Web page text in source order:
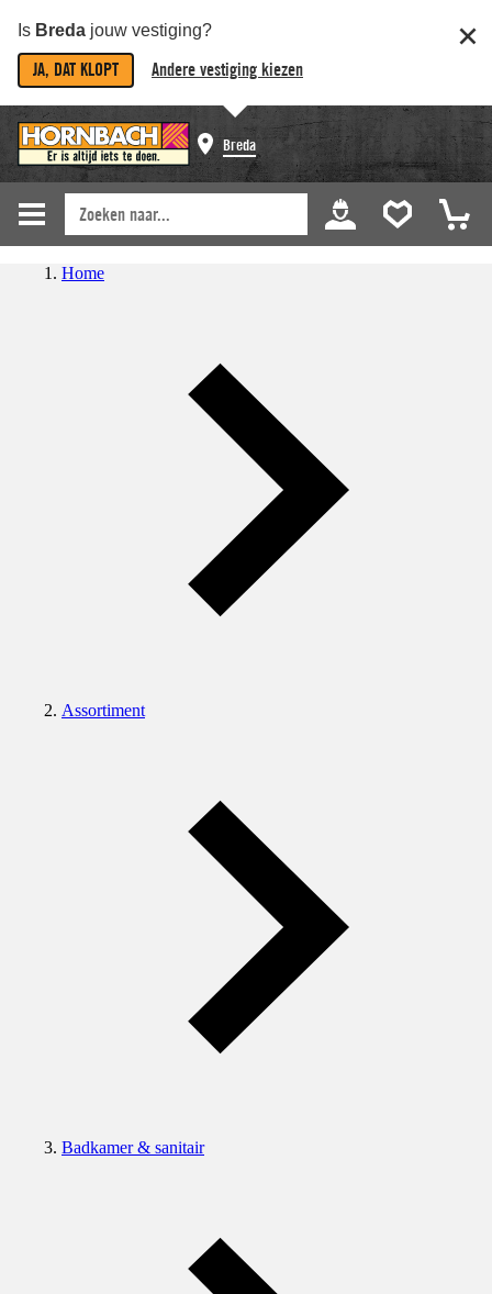
Is Breda jouw vestiging?
JA, DAT KLOPT Andere vestiging kiezen
Breda
Home
Assortiment
Badkamer & sanitair